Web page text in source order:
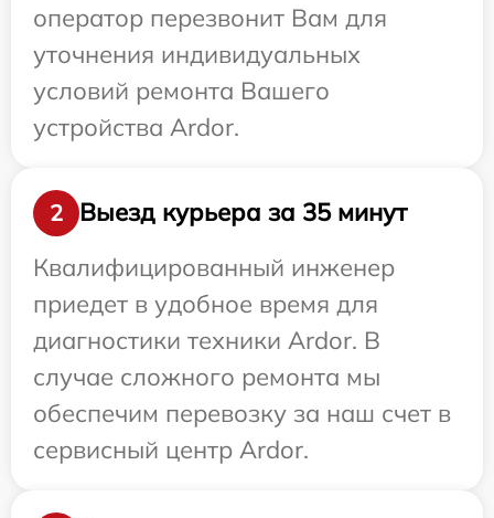
оператор перезвонит Вам для
уточнения индивидуальных
условий ремонта Вашего
устройства Ardor.
2
Выезд курьера за 35 минут
Квалифицированный инженер
приедет в удобное время для
диагностики техники Ardor. В
случае сложного ремонта мы
обеспечим перевозку за наш счет в
сервисный центр Ardor.